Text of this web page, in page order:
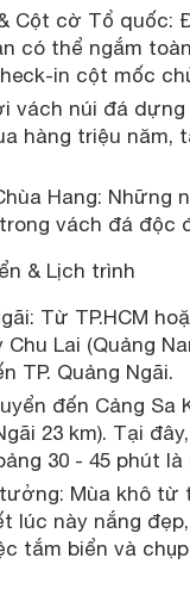
Cột cờ Tổ quốc:
có thể ngắm
in cột mốc
vách núi đá
hàng triệu năm,
Hang: Những
vách đá độc
& Lịch trình
Từ TP.HCM
Chu Lai (Quảng
TP. Quảng Ngãi.
đến Cảng Sa
23 km). Tại
30 - 45 phút là
Mùa khô từ
lúc này nắng
tắm biển và